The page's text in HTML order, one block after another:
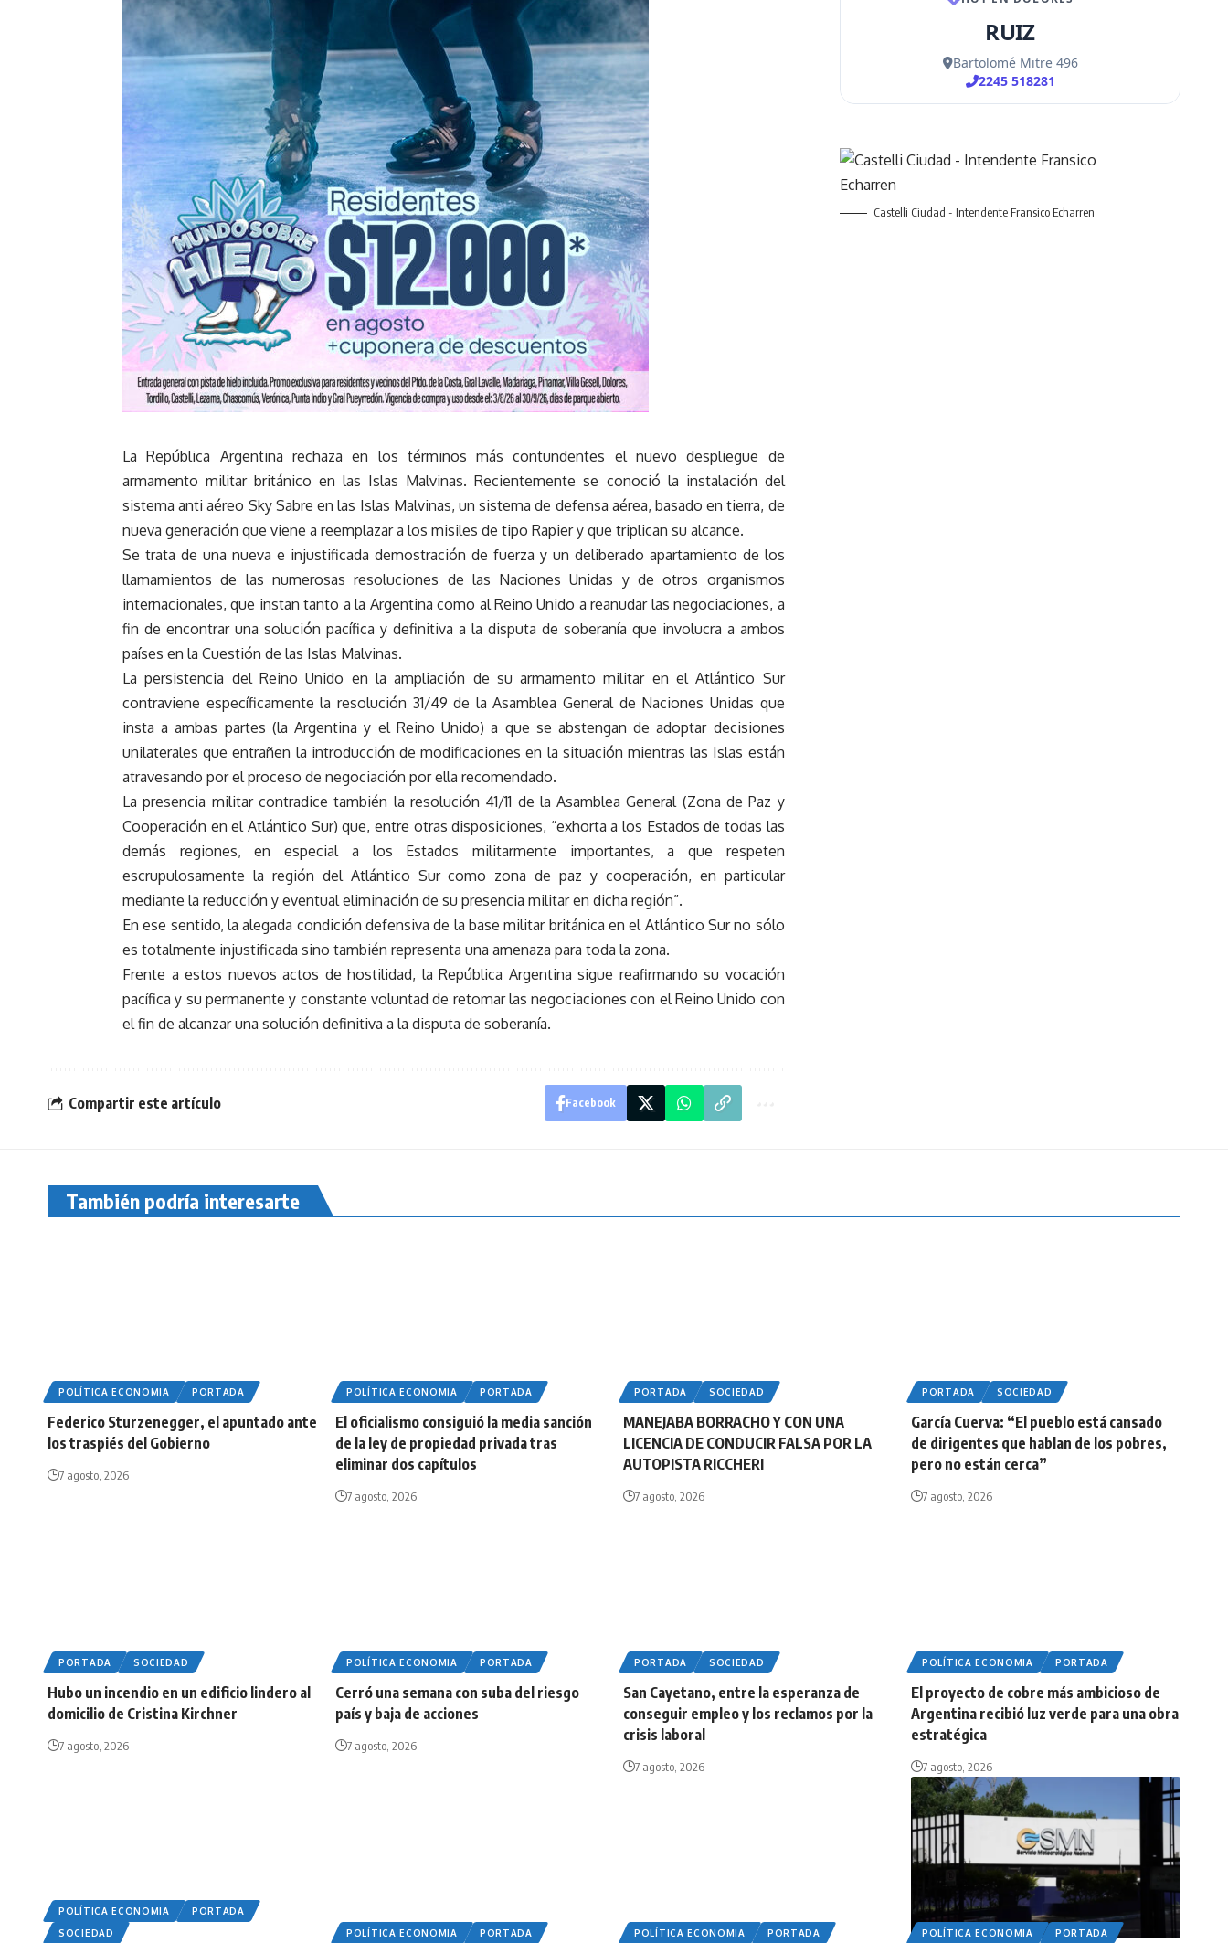
La República Argentina rechaza en los términos más contundentes el nuevo despliegue de
armamento militar británico en las Islas Malvinas. Recientemente se conoció la instalación del
sistema anti aéreo Sky Sabre en las Islas Malvinas, un sistema de defensa aérea, basado en tierra, de
nueva generación que viene a reemplazar a los misiles de tipo Rapier y que triplican su alcance.
Se trata de una nueva e injustificada demostración de fuerza y un deliberado apartamiento de los
llamamientos de las numerosas resoluciones de las Naciones Unidas y de otros organismos
internacionales, que instan tanto a la Argentina como al Reino Unido a reanudar las negociaciones, a
fin de encontrar una solución pacífica y definitiva a la disputa de soberanía que involucra a ambos
países en la Cuestión de las Islas Malvinas.
La persistencia del Reino Unido en la ampliación de su armamento militar en el Atlántico Sur
contraviene específicamente la resolución 31/49 de la Asamblea General de Naciones Unidas que
insta a ambas partes (la Argentina y el Reino Unido) a que se abstengan de adoptar decisiones
unilaterales que entrañen la introducción de modificaciones en la situación mientras las Islas están
atravesando por el proceso de negociación por ella recomendado.
La presencia militar contradice también la resolución 41/11 de la Asamblea General (Zona de Paz y
Cooperación en el Atlántico Sur) que, entre otras disposiciones, “exhorta a los Estados de todas las
demás regiones, en especial a los Estados militarmente importantes, a que respeten
escrupulosamente la región del Atlántico Sur como zona de paz y cooperación, en particular
mediante la reducción y eventual eliminación de su presencia militar en dicha región”.
En ese sentido, la alegada condición defensiva de la base militar británica en el Atlántico Sur no sólo
es totalmente injustificada sino también representa una amenaza para toda la zona.
Frente a estos nuevos actos de hostilidad, la República Argentina sigue reafirmando su vocación
pacífica y su permanente y constante voluntad de retomar las negociaciones con el Reino Unido con
el fin de alcanzar una solución definitiva a la disputa de soberanía.
Compartir este artículo Facebook
Castelli Ciudad - Intendente Fransico Echarren
También podría interesarte
POLÍTICA ECONOMIA PORTADA
Federico Sturzenegger, el apuntado ante
los traspiés del Gobierno
7 agosto, 2026
POLÍTICA ECONOMIA PORTADA
El oficialismo consiguió la media sanción
de la ley de propiedad privada tras
eliminar dos capítulos
7 agosto, 2026
PORTADA SOCIEDAD
MANEJABA BORRACHO Y CON UNA
LICENCIA DE CONDUCIR FALSA POR LA
AUTOPISTA RICCHERI
7 agosto, 2026
PORTADA SOCIEDAD
García Cuerva: “El pueblo está cansado
de dirigentes que hablan de los pobres,
pero no están cerca”
7 agosto, 2026
PORTADA SOCIEDAD
Hubo un incendio en un edificio lindero al
domicilio de Cristina Kirchner
7 agosto, 2026
POLÍTICA ECONOMIA PORTADA
Cerró una semana con suba del riesgo
país y baja de acciones
7 agosto, 2026
PORTADA SOCIEDAD
San Cayetano, entre la esperanza de
conseguir empleo y los reclamos por la
crisis laboral
7 agosto, 2026
POLÍTICA ECONOMIA PORTADA
El proyecto de cobre más ambicioso de
Argentina recibió luz verde para una obra
estratégica
7 agosto, 2026
POLÍTICA ECONOMIA
PORTADA
SOCIEDAD
POLÍTICA ECONOMIA PORTADA POLÍTICA ECONOMIA PORTADA POLÍTICA ECONOMIA PORTADA